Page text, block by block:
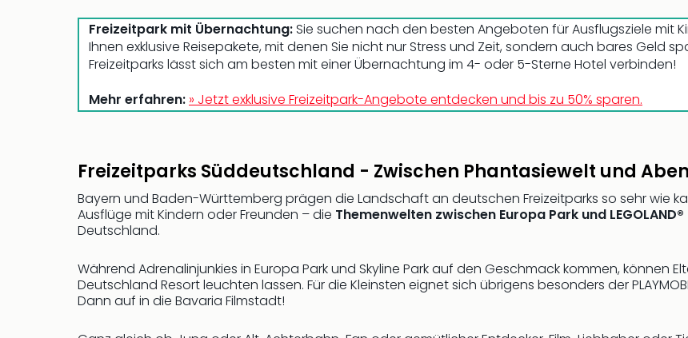
Freizeitpark mit Übernachtung:Sie suchen nach den besten Angeboten für Ausflugsziele mit
Ihnen exklusive Reisepakete, mit denen Sie nicht nur Stress und Zeit, sondern auch bares Geld
Freizeitparks lässt sich am besten mit einer Übernachtung im 4- oder 5-Sterne Hotel verbinden!
Mehr erfahren: » Jetzt exklusive Freizeitpark-Angebote entdecken und bis zu 50% sparen.
Freizeitparks Süddeutschland - Zwischen Phantasiewelt und
Bayern und Baden-Württemberg prägen die Landschaft an deutschen Freizeitparks so sehr wie
Ausflüge mit Kindern oder Freunden – die Themenwelten zwischen Europa Park und LEGOLAND®
Deutschland.
Während Adrenalinjunkies in Europa Park und Skyline Park auf den Geschmack kommen, können
Deutschland Resort leuchten lassen. Für die Kleinsten eignet sich übrigens besonders der
Dann auf in die Bavaria Filmstadt!